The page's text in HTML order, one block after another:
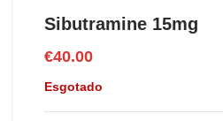
Sibutramine 15mg
€40.00
Esgotado